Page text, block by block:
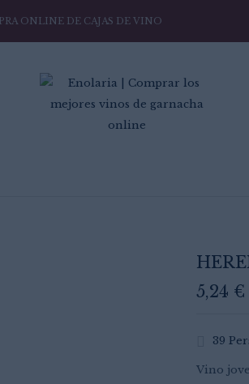
ONLINE DE CAJAS DE VINO
5,24 €
39
Vino
Tu dirección de correo
están marcados con